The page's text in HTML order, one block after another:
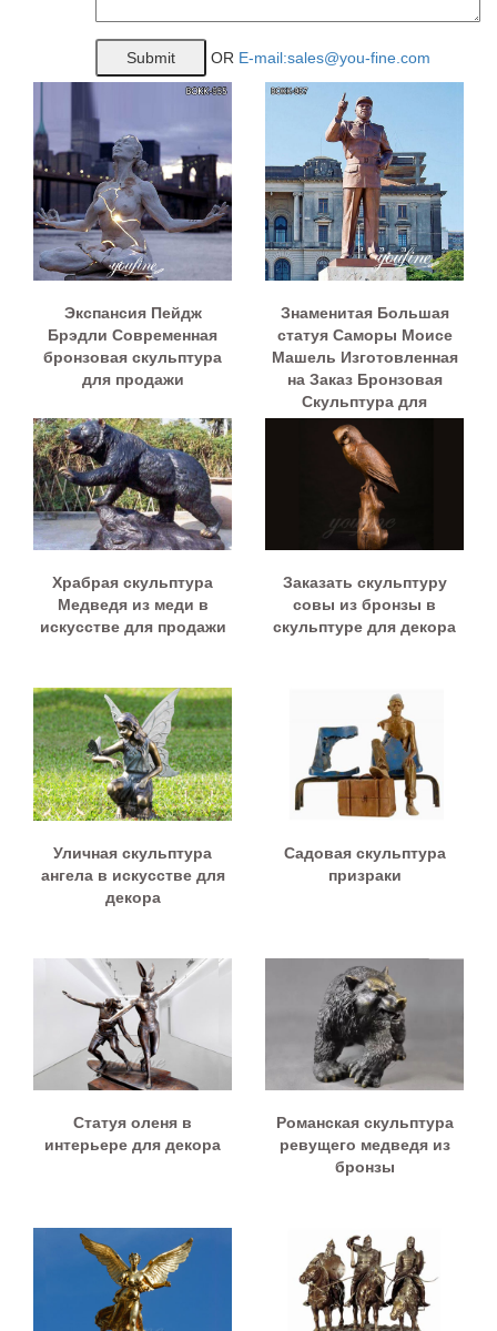
OR E-mail:sales@you-fine.com
Экспансия Пейдж
Брэдли Современная
бронзовая скульптура
для продажи
Знаменитая Большая
статуя Саморы Моисе
Машель Изготовленная
на Заказ Бронзовая
Скульптура для
продажи BOKK-957
Храбрая скульптура
Медведя из меди в
искусстве для продажи
Заказать скульптуру
совы из бронзы в
скульптуре для декора
Уличная скульптура
ангела в искусстве для
декора
Садовая скульптура
призраки
Статуя оленя в
интерьере для декора
Романская скульптура
ревущего медведя из
бронзы